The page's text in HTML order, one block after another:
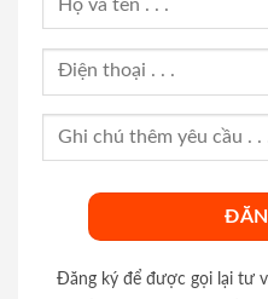
Đăng ký để được gọi lại tư